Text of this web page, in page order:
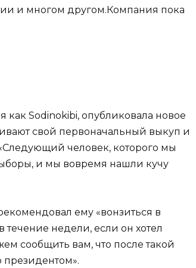
и многом другом.Компания пока
как Sodinokibi, опубликовала новое
свой первоначальный выкуп и
человек, которого мы
и мы вовремя нашли кучу
ему «вонзиться в
недели, если он хотел
сообщить вам, что после такой
президентом».